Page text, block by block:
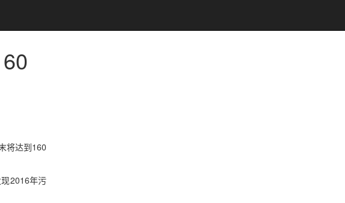
将达到160
2016年污